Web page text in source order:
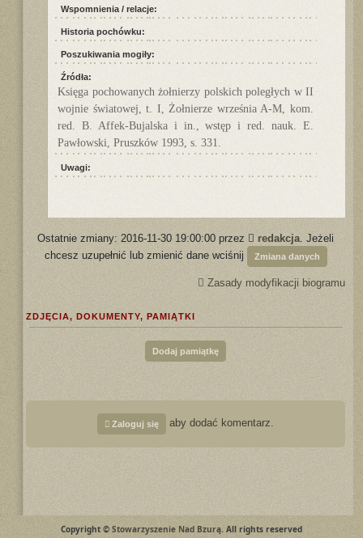
Wspomnienia / relacje:
Historia pochówku:
Poszukiwania mogiły:
Źródła:
Księga pochowanych żołnierzy polskich poległych w II
wojnie światowej, t. I, Żołnierze września A-M, kom.
red. B. Affek-Bujalska i in., wstęp i red. nauk. E.
Pawłowski, Pruszków 1993, s. 331.
Uwagi:
Ostatnie zmiany: 2016-11-30 19:00:00 przez redakcja. Jeżeli
chcesz uzupełnić lub zmienić dane wciśnij
Zmiana danych
Zasady modyfikacji biogramu
ZDJĘCIA, DOKUMENTY, PAMIĄTKI
Dodaj pamiątkę
Zaloguj się aby dodać komentarz.
Copyright © Stowarzyszenie Nad Bzurą. All rights reserved